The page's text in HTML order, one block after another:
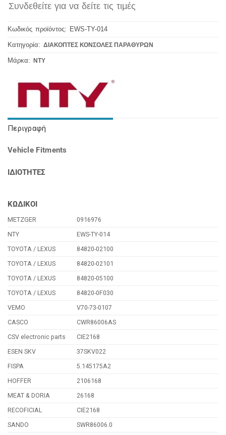
Συνδεθείτε για να δείτε τις τιμές
Κωδικός προϊόντος: EWS-TY-014
Κατηγορία: ΔΙΑΚΟΠΤΕΣ ΚΟΝΣΟΛΕΣ ΠΑΡΑΘΥΡΩΝ
Μάρκα: NTY
Περιγραφή
Vehicle Fitments
ΙΔΙΟΤΗΤΕΣ
ΚΩΔΙΚΟΙ
METZGER
0916976
NTY
EWS-TY-014
TOYOTA / LEXUS
84820-02100
TOYOTA / LEXUS
84820-02101
TOYOTA / LEXUS
84820-05100
TOYOTA / LEXUS
84820-0F030
VEMO
V70-73-0107
CASCO
CWR86006AS
CSV electronic parts
CIE2168
ESEN SKV
37SKV022
FISPA
5.145175A2
HOFFER
2106168
MEAT & DORIA
26168
RECOFICIAL
CIE2168
SANDO
SWR86006.0